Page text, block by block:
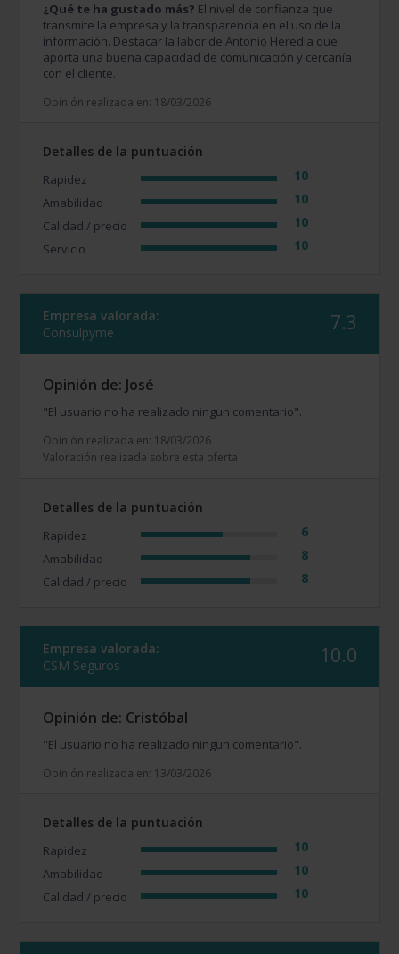
¿Qué te ha gustado más? El nivel de confianza que
transmite la empresa y la transparencia en el uso de la
información. Destacar la labor de Antonio Heredia que
aporta una buena capacidad de comunicación y cercanía
con el cliente.
Opinión realizada en: 18/03/2026
Detalles de la puntuación
Rapidez 10
Amabilidad 10
Calidad / precio 10
Servicio 10
Empresa valorada:
Consulpyme
7.3
Opinión de: José
"El usuario no ha realizado ningun comentario".
Opinión realizada en: 18/03/2026
Valoración realizada sobre esta oferta
Detalles de la puntuación
Rapidez 6
Amabilidad 8
Calidad / precio 8
Empresa valorada:
CSM Seguros
10.0
Opinión de: Cristóbal
"El usuario no ha realizado ningun comentario".
Opinión realizada en: 13/03/2026
Detalles de la puntuación
Rapidez 10
Amabilidad 10
Calidad / precio 10